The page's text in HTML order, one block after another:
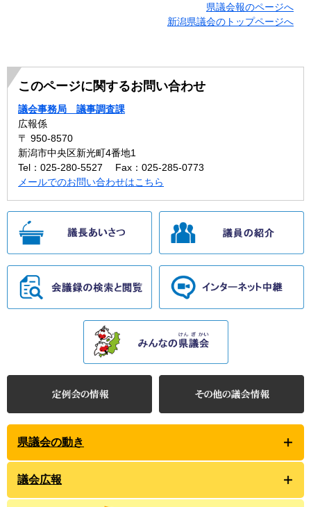
県議会報のページへ
新潟県議会のトップページへ
このページに関するお問い合わせ
議会事務局 議事調査課
広報係
〒 950-8570
新潟市中央区新光町4番地1
Tel：025-280-5527
Fax：025-285-0773
メールでのお問い合わせはこちら
県議会の動き
議会広報